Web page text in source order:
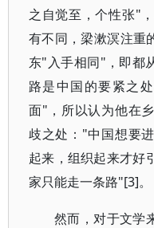
之自觉至，个性张"
有不同，梁漱溟注重
东"入手相同"，即都
路是中国的要紧之
面"，所以认为他在
歧之处："中国想要
起来，组织起来才好
家只能走一条路"[3]。
然而，对于文学